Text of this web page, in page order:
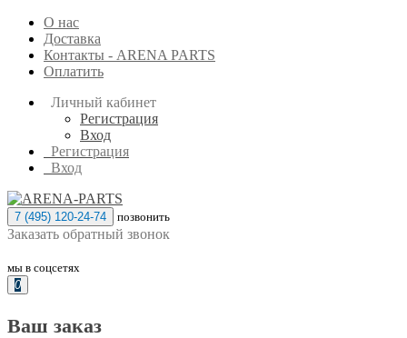
О нас
Доставка
Контакты - ARENA PARTS
Оплатить
Личный кабинет
Регистрация
Вход
Регистрация
Вход
7 (495) 120-24-74 позвонить
Заказать обратный звонок
мы в соцсетях
0
Ваш заказ